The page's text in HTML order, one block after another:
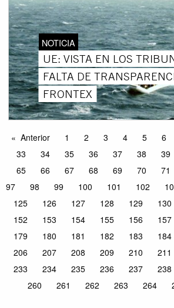
NOTICIA
UE: VISTA EN LOS
FALTA DE
FRONTEX
Anterior 1 2 3 4 5 6
33
34 35 36 37 38 39
65
66 67 68 69 70 71
97
98 99 100 101 102
125
126 127 128 129 130
152
153 154 155 156 157
179
180 181 182 183 184
206
207 208 209 210 211
233
234 235 236 237 238
260
261 262 263 264